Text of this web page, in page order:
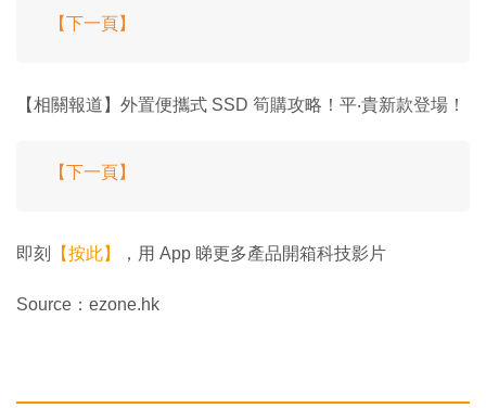
【下一頁】
【相關報道】外置便攜式 SSD 筍購攻略！平‧貴新款登場！
【下一頁】
即刻 【按此】 ，用 App 睇更多產品開箱科技影片
Source：ezone.hk